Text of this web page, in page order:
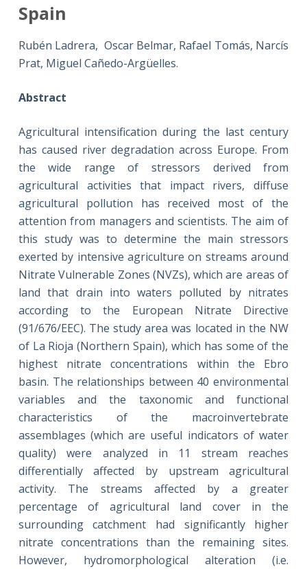
Spain
Rubén Ladrera, Oscar Belmar, Rafael Tomás, Narcís
Prat, Miguel Cañedo-Argüelles.
Abstract
Agricultural intensification during the last century
has caused river degradation across Europe. From
the wide range of stressors derived from
agricultural activities that impact rivers, diffuse
agricultural pollution has received most of the
attention from managers and scientists. The aim of
this study was to determine the main stressors
exerted by intensive agriculture on streams around
Nitrate Vulnerable Zones (NVZs), which are areas of
land that drain into waters polluted by nitrates
according to the European Nitrate Directive
(91/676/EEC). The study area was located in the NW
of La Rioja (Northern Spain), which has some of the
highest nitrate concentrations within the Ebro
basin. The relationships between 40 environmental
variables and the taxonomic and functional
characteristics of the macroinvertebrate
assemblages (which are useful indicators of water
quality) were analyzed in 11 stream reaches
differentially affected by upstream agricultural
activity. The streams affected by a greater
percentage of agricultural land cover in the
surrounding catchment had significantly higher
nitrate concentrations than the remaining sites.
However, hydromorphological alteration (i.e.